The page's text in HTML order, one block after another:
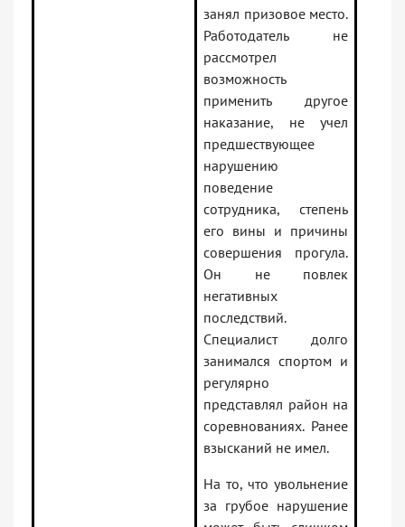
занял призовое место.
Работодатель не
рассмотрел
возможность
применить другое
наказание, не учел
предшествующее
нарушению
поведение
сотрудника, степень
его вины и причины
совершения прогула.
Он не повлек
негативных
последствий.
Специалист долго
занимался спортом и
регулярно
представлял район на
соревнованиях. Ранее
взысканий не имел.
На то, что увольнение
за грубое нарушение